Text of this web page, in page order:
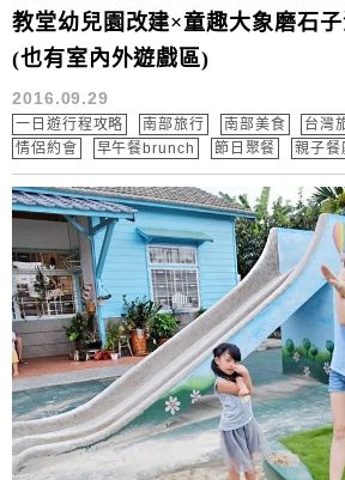
教堂幼兒園改建×童趣大象磨石
(也有室內外遊戲區)
2016.09.29
一日遊行程攻略 南部旅行 南部美食 台灣
情侶約會
早午餐brunch 節日聚餐 親子餐